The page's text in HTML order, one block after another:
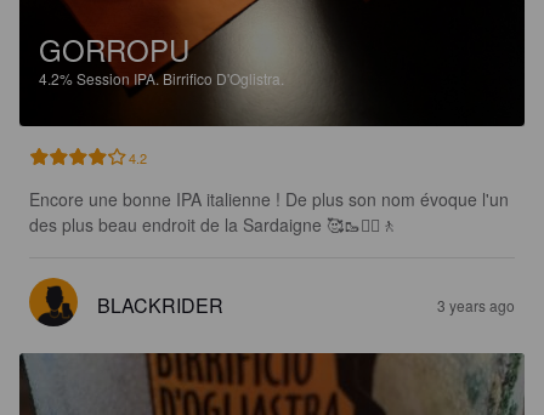
GORROPU
4.2%Session IPA.Birrifico D'Oglistra.
4.2
Encore une bonne IPA italienne ! De plus son nom évoque l'un
des plus beau endroit de la Sardaigne 🥰🥾🚶‍♀️🚶
BLACKRIDER 3 years ago